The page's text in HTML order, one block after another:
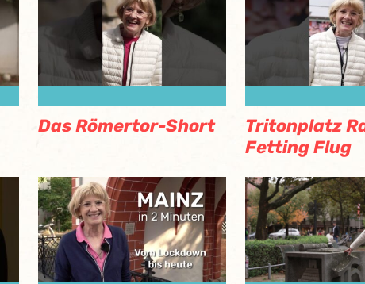
Das Römertor-Short
Tritonplatz
Fetting Flug